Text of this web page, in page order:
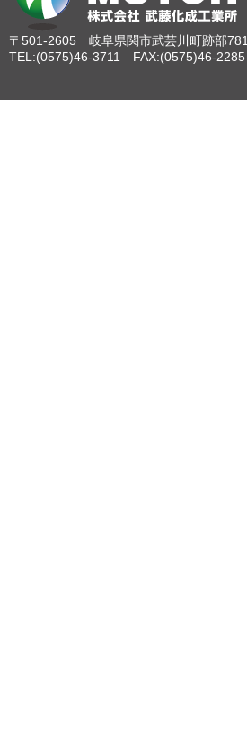
〒501-2605 岐阜県関市武芸川町跡部781
TEL:(0575)46-3711 FAX:(0575)46-2285